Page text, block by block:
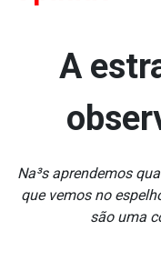
A
Na³s aprendemos
que vemos no
são uma